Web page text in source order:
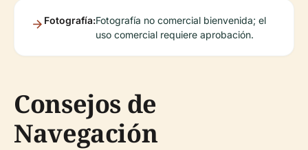
Fotografía:Fotografía no comercial bienvenida; el
uso comercial requiere aprobación.
Consejos de
Navegación